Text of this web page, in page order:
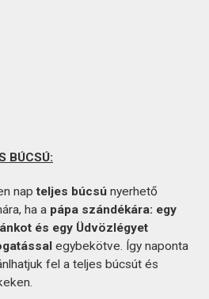
BÚCSÚ:
nap teljes búcsú nyerhető
ha a pápa szándékára: egy
és egy Üdvözlégyet
egybekötve. Így naponta
fel a teljes búcsút és